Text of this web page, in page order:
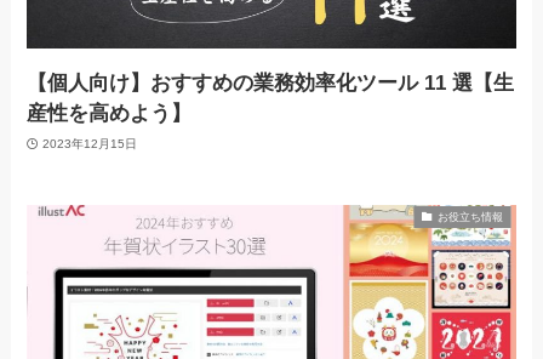
【個人向け】おすすめの業務効率化ツール 11 選【生
産性を高めよう】
2023年12月15日
お役立ち情報